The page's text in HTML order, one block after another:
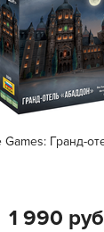
Гранд-
1 990